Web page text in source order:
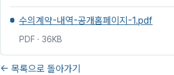
수의계약-내역-공개홈페이지-1.pdf
PDF · 36KB
← 목록으로 돌아가기